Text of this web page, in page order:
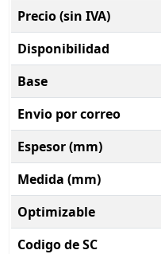
Precio (sin IVA)
Disponibilidad
Base
Envio por correo
Espesor (mm)
Medida (mm)
Optimizable
Codigo de SC